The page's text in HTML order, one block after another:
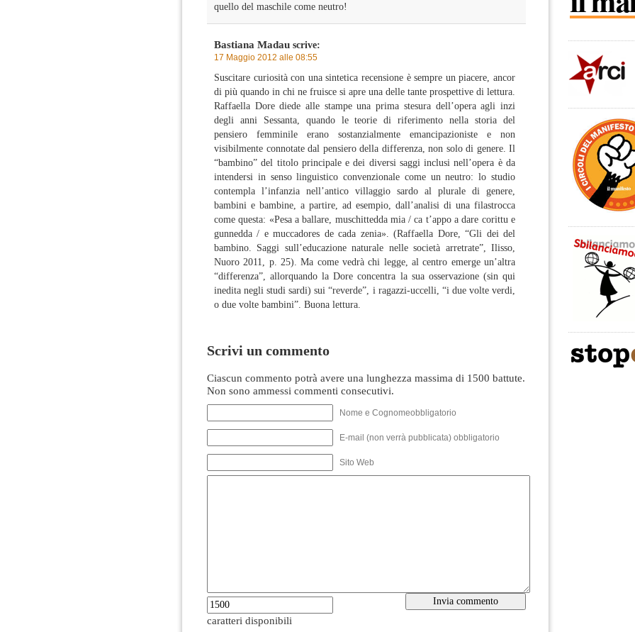
quello del maschile come neutro!
Bastiana Madau scrive:
17 Maggio 2012 alle 08:55
Suscitare curiosità con una sintetica recensione è sempre un piacere, ancor
di più quando in chi ne fruisce si apre una delle tante prospettive di lettura.
Raffaella Dore diede alle stampe una prima stesura dell’opera agli inzi
degli anni Sessanta, quando le teorie di riferimento nella storia del
pensiero femminile erano sostanzialmente emancipazioniste e non
visibilmente connotate dal pensiero della differenza, non solo di genere. Il
“bambino” del titolo principale e dei diversi saggi inclusi nell’opera è da
intendersi in senso linguistico convenzionale come un neutro: lo studio
contempla l’infanzia nell’antico villaggio sardo al plurale di genere,
bambini e bambine, a partire, ad esempio, dall’analisi di una filastrocca
come questa: «Pesa a ballare, muschittedda mia / ca t’appo a dare corittu e
gunnedda / e muccadores de cada zenia». (Raffaella Dore, “Gli dei del
bambino. Saggi sull’educazione naturale nelle società arretrate”, Ilisso,
Nuoro 2011, p. 25). Ma come vedrà chi legge, al centro emerge un’altra
“differenza”, allorquando la Dore concentra la sua osservazione (sin qui
inedita negli studi sardi) sui “reverde”, i ragazzi-uccelli, “i due volte verdi,
o due volte bambini”. Buona lettura.
Scrivi un commento
Ciascun commento potrà avere una lunghezza massima di 1500 battute.
Non sono ammessi commenti consecutivi.
Nome e Cognomeobbligatorio
E-mail (non verrà pubblicata) obbligatorio
Sito Web
caratteri disponibili